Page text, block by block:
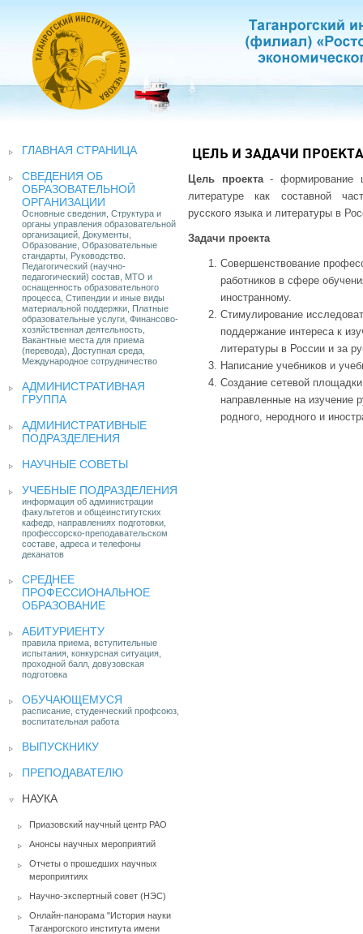
ГЛАВНАЯ СТРАНИЦА
СВЕДЕНИЯ ОБ
ОБРАЗОВАТЕЛЬНОЙ
ОРГАНИЗАЦИИ
Основные сведения, Структура и
органы управления образовательной
организацией, Документы,
Образование, Образовательные
стандарты, Руководство.
Педагогический (научно-
педагогический) состав, МТО и
оснащенность образовательного
процесса, Стипендии и иные виды
материальной поддержки, Платные
образовательные услуги, Финансово-
хозяйственная деятельность,
Вакантные места для приема
(перевода), Доступная среда,
Международное сотрудничество
АДМИНИСТРАТИВНАЯ
ГРУППА
АДМИНИСТРАТИВНЫЕ
ПОДРАЗДЕЛЕНИЯ
НАУЧНЫЕ СОВЕТЫ
УЧЕБНЫЕ ПОДРАЗДЕЛЕНИЯ
информация об администрации
факультетов и общеинститутских
кафедр, направлениях подготовки,
профессорско-преподавательском
составе, адреса и телефоны
деканатов
СРЕДНЕЕ
ПРОФЕССИОНАЛЬНОЕ
ОБРАЗОВАНИЕ
АБИТУРИЕНТУ
правила приема, вступительные
испытания, конкурсная ситуация,
проходной балл, довузовская
подготовка
ОБУЧАЮЩЕМУСЯ
расписание, студенческий профсоюз,
воспитательная работа
ВЫПУСКНИКУ
ПРЕПОДАВАТЕЛЮ
НАУКА
Приазовский научный центр РАО
Анонсы научных мероприятий
Отчеты о прошедших научных
мероприятиях
Научно-экспертный совет (НЭС)
Онлайн-панорама "История науки
Таганрогского института имени
ЦЕЛЬ И ЗАДАЧИ
Цель проекта- формирование
литературе как составной
русского языка и литературы в
Задачи проекта
Совершенствование
работников в сфере
иностранному.
Стимулирование
поддержание интереса к
литературы в России и за
Написание учебников и
Создание сетевой
направленные на изучение
родного, неродного и